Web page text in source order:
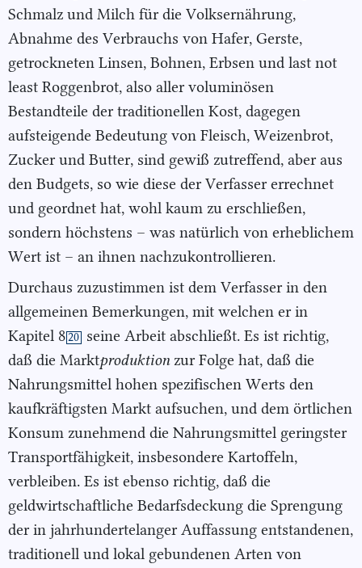
Schmalz und Milch für die Volksernährung,
Abnahme des Verbrauchs von Hafer, Gerste,
getrockneten Linsen, Bohnen, Erbsen und last not
least Roggenbrot, also aller voluminösen
Bestandteile der traditionellen Kost, dagegen
aufsteigende Bedeutung von Fleisch, Weizenbrot,
Zucker und Butter, sind gewiß zutreffend, aber aus
den Budgets, so wie diese der Verfasser errechnet
und geordnet hat, wohl kaum zu erschließen,
sondern höchstens – was natürlich von erheblichem
Wert ist – an ihnen nachzukontrollieren.
Durchaus zuzustimmen ist dem Verfasser in den
allgemeinen Bemerkungen, mit welchen er in
Kapitel 820 seine Arbeit abschließt. Es ist richtig,
daß die Marktproduktionzur Folge hat, daß die
Nahrungsmittel hohen spezifischen Werts den
kaufkräftigsten Markt aufsuchen, und dem örtlichen
Konsum zunehmend die Nahrungsmittel geringster
Transportfähigkeit, insbesondere Kartoffeln,
verbleiben. Es ist ebenso richtig, daß die
geldwirtschaftliche Bedarfsdeckung die Sprengung
der in jahrhundertelanger Auffassung entstandenen,
traditionell und lokal gebundenen Arten von